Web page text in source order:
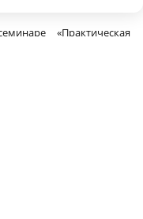
«Практическая